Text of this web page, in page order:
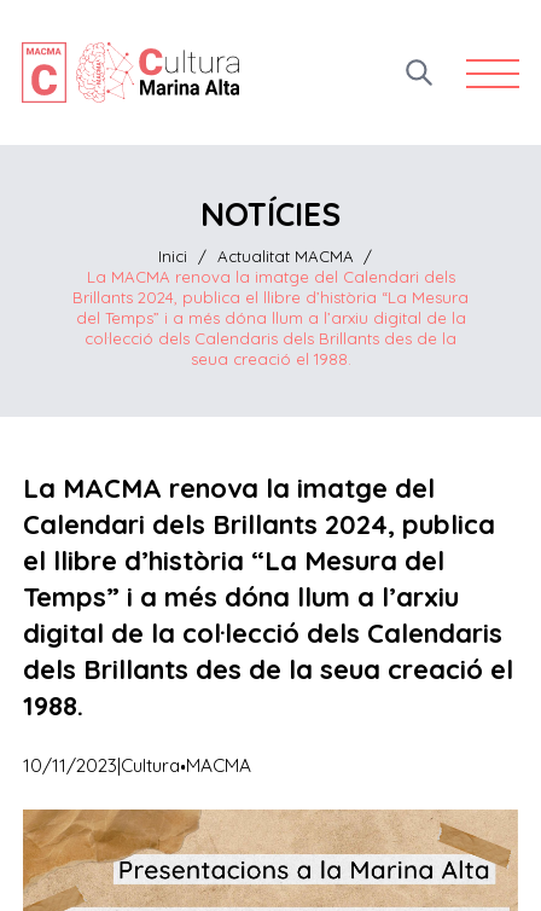
Open
NOTÍCIES
Inici / Actualitat MACMA
/
La MACMA renova la imatge del Calendari dels
Brillants 2024, publica el llibre d’història “La Mesura
del Temps” i a més dóna llum a l’arxiu digital de la
col·lecció dels Calendaris dels Brillants des de la
seua creació el 1988.
La MACMA renova la imatge del
Calendari dels Brillants 2024, publica
el llibre d’història “La Mesura del
Temps” i a més dóna llum a l’arxiu
digital de la col·lecció dels Calendaris
dels Brillants des de la seua creació el
1988.
10/11/2023|Cultura·MACMA